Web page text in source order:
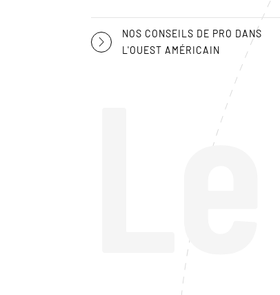
NOS CONSEILS DE PRO DANS
L'OUEST AMÉRICAIN